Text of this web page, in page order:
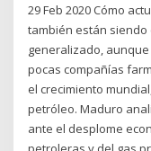
29 Feb 2020 Cómo
también están
generalizado,
pocas compañías
el crecimiento
petróleo. Maduro
ante el desplome